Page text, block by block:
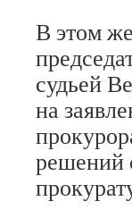
В этом
судьей
на
решений